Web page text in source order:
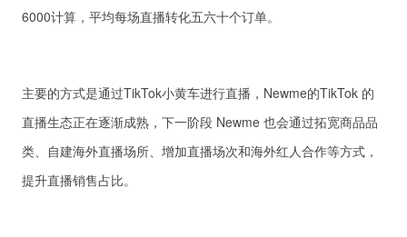
6000计算，平均每场直播转化五六十个订单。
主要的方式是通过TikTok小黄车进行直播，Newme的TikTok 的
直播生态正在逐渐成熟，下一阶段 Newme 也会通过拓宽商品品
类、自建海外直播场所、增加直播场次和海外红人合作等方式，
提升直播销售占比。